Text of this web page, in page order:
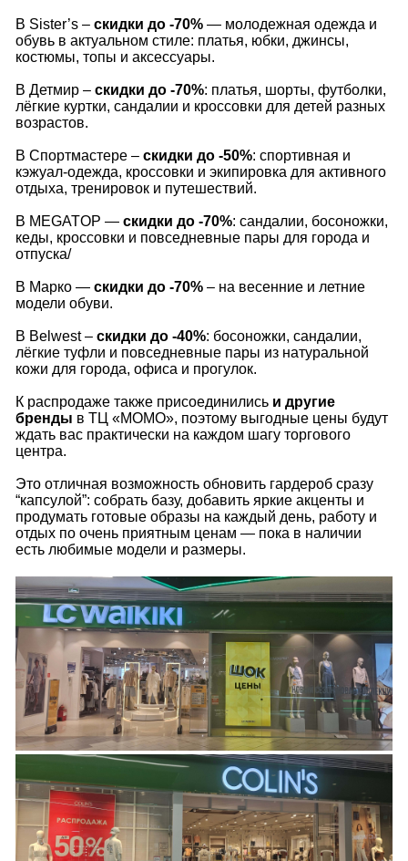
В Sister’s – скидки до -70% — молодежная одежда и
обувь в актуальном стиле: платья, юбки, джинсы,
костюмы, топы и аксессуары.
В Детмир – скидки до -70%: платья, шорты, футболки,
лёгкие куртки, сандалии и кроссовки для детей разных
возрастов.
В Спортмастере – скидки до -50%: спортивная и
кэжуал‑одежда, кроссовки и экипировка для активного
отдыха, тренировок и путешествий.
В MEGATOP — скидки до -70%: сандалии, босоножки,
кеды, кроссовки и повседневные пары для города и
отпуска/
В Марко — скидки до -70% – на весенние и летние
модели обуви.
В Belwest – скидки до -40%: босоножки, сандалии,
лёгкие туфли и повседневные пары из натуральной
кожи для города, офиса и прогулок.
К распродаже также присоединились и другие
бренды в ТЦ «МОМО», поэтому выгодные цены будут
ждать вас практически на каждом шагу торгового
центра.
Это отличная возможность обновить гардероб сразу
“капсулой”: собрать базу, добавить яркие акценты и
продумать готовые образы на каждый день, работу и
отдых по очень приятным ценам — пока в наличии
есть любимые модели и размеры.